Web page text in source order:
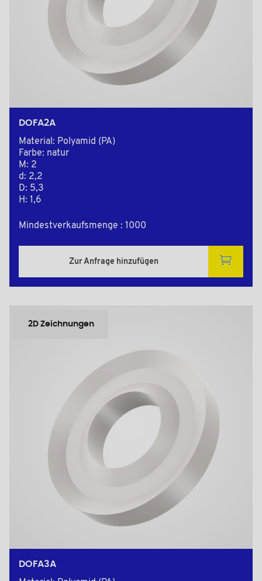
DOFA2A
Material: Polyamid (PA)
Farbe: natur
M: 2
d: 2,2
D: 5,3
H: 1,6
Mindestverkaufsmenge : 1000
Zur Anfrage hinzufügen
2D Zeichnungen
DOFA3A